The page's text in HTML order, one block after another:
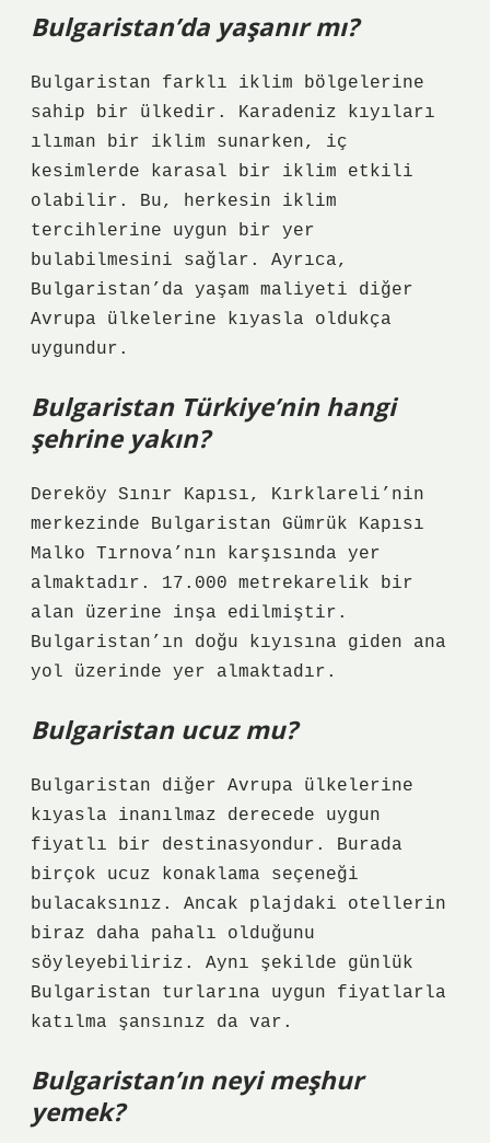
Bulgaristan’da yaşanır mı?
Bulgaristan farklı iklim bölgelerine
sahip bir ülkedir. Karadeniz kıyıları
ılıman bir iklim sunarken, iç
kesimlerde karasal bir iklim etkili
olabilir. Bu, herkesin iklim
tercihlerine uygun bir yer
bulabilmesini sağlar. Ayrıca,
Bulgaristan’da yaşam maliyeti diğer
Avrupa ülkelerine kıyasla oldukça
uygundur.
Bulgaristan Türkiye’nin hangi
şehrine yakın?
Dereköy Sınır Kapısı, Kırklareli’nin
merkezinde Bulgaristan Gümrük Kapısı
Malko Tırnova’nın karşısında yer
almaktadır. 17.000 metrekarelik bir
alan üzerine inşa edilmiştir.
Bulgaristan’ın doğu kıyısına giden ana
yol üzerinde yer almaktadır.
Bulgaristan ucuz mu?
Bulgaristan diğer Avrupa ülkelerine
kıyasla inanılmaz derecede uygun
fiyatlı bir destinasyondur. Burada
birçok ucuz konaklama seçeneği
bulacaksınız. Ancak plajdaki otellerin
biraz daha pahalı olduğunu
söyleyebiliriz. Aynı şekilde günlük
Bulgaristan turlarına uygun fiyatlarla
katılma şansınız da var.
Bulgaristan’ın neyi meşhur
yemek?